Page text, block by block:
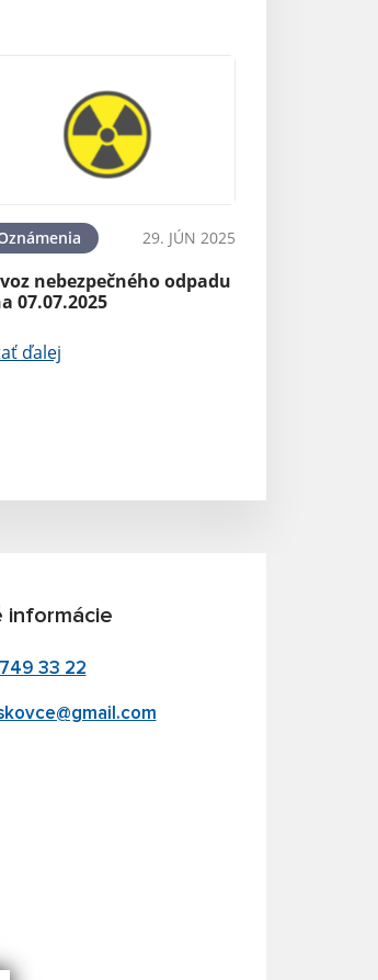
29. JÚN 2025
nebezpečného odpadu
07.07.2025
ďalej
informácie
33 22